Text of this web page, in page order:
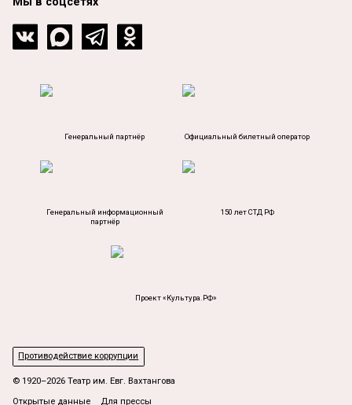
Генеральный партнёр Официальный билетный оператор
Генеральный информационный
партнёр
150 лет СТД РФ
Проект «Культура.РФ»
Противодействие коррупции
© 1920–2026 Театр им. Евг. Вахтангова
Открытые данные Для прессы